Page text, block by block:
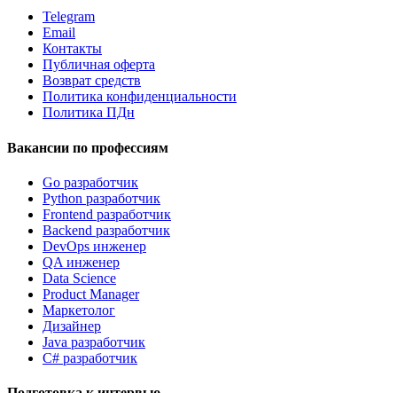
Telegram
Email
Контакты
Публичная оферта
Возврат средств
Политика конфиденциальности
Политика ПДн
Вакансии по профессиям
Go разработчик
Python разработчик
Frontend разработчик
Backend разработчик
DevOps инженер
QA инженер
Data Science
Product Manager
Маркетолог
Дизайнер
Java разработчик
C# разработчик